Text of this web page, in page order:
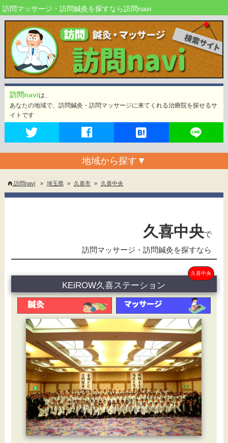
訪問マッサージ・訪問鍼灸を探すなら訪問navi
訪問naviは、
あなたの地域で、訪問鍼灸・訪問マッサージに来てくれる治療院を探せるサ
イトです
地域から探す ▼
訪問navi » 埼玉県 » 久喜市 » 久喜中央
久喜中央で
訪問マッサージ・訪問鍼灸を探すなら
久喜中央
KEiROW久喜ステーション